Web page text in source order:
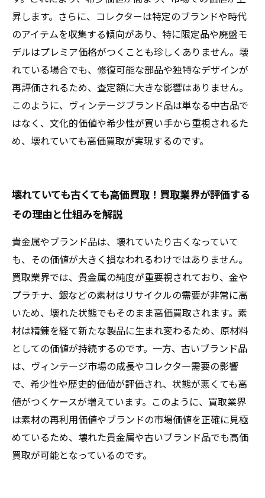
昇します。さらに、コレクターは特定のブランドや時代
のアイテムを収集する傾向があり、特に限定品や廃盤モ
デルはプレミア価格がつくことも珍しくありません。壊
れている場合でも、修復可能な部品や独特なデザインが
再評価されるため、査定額に大きな影響はありません。
このように、ヴィンテージブランド品は単なる中古品で
はなく、文化的価値や希少性が買い手から重視されるた
め、壊れていても高価買取が実現するのです。
壊れていても古くても高価買取！買取業界が評価する
その理由と仕組みを解説
貴金属やブランド品は、壊れていたり古くなっていて
も、その価値が大きく損なわれるわけではありません。
買取業界では、貴金属の純度が重要視されており、金や
プラチナ、銀などの素材はリサイクルの需要が非常に高
いため、壊れた状態でもそのまま高価買取されます。素
材は精錬を経て新たな製品に生まれ変わるため、原材料
としての価値が持続するのです。一方、古いブランド品
は、ヴィンテージ市場の成長やコレクター需要の影響
で、希少性や歴史的価値が評価され、状態が悪くても高
値がつくケースが増えています。このように、買取業界
は素材の再利用価値やブランドの市場価値を正確に見極
めているため、壊れた貴金属や古いブランド品でも高価
買取が可能となっているのです。